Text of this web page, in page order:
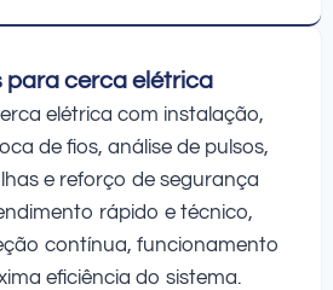
para cerca elétrica
elétrica com instalação,
de fios, análise de pulsos,
e reforço de segurança
rápido e técnico,
contínua, funcionamento
eficiência do sistema.